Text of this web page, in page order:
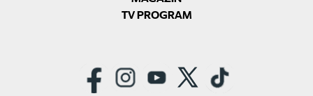
TV PROGRAM